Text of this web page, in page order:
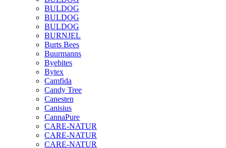
BULDOG
BULDOG
BULDOG
BURNJEL
Burts Bees
Buurmanns
Byebites
Bytex
Camfida
Candy Tree
Canesten
Canisius
CannaPure
CARE-NATUR
CARE-NATUR
CARE-NATUR